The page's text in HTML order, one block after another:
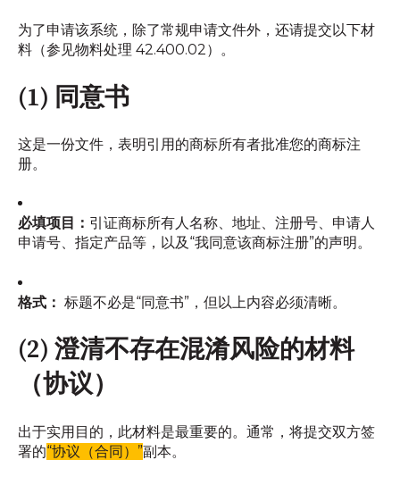
为了申请该系统，除了常规申请文件外，还请提交以下材
料（参见物料处理 42.400.02）。
(1) 同意书
这是一份文件，表明引用的商标所有者批准您的商标注
册。
必填项目： 引证商标所有人名称、地址、注册号、申请人
申请号、指定产品等，以及“我同意该商标注册”的声明。
格式： 标题不必是“同意书”，但以上内容必须清晰。
(2) 澄清不存在混淆风险的材料
（协议）
出于实用目的，此材料是最重要的。通常，将提交双方签
署的“协议（合同）”副本。